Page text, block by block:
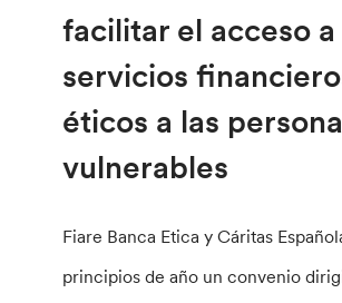
facilitar el acceso a
servicios
éticos a las
vulnerables
Fiare Banca Etica y Cáritas
principios de año un convenio